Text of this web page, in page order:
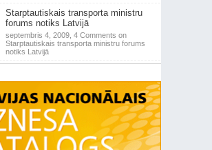
Starptautiskais transporta ministru
forums notiks Latvijā
septembris 4, 2009, 4 Comments on
Starptautiskais transporta ministru forums
notiks Latvijā